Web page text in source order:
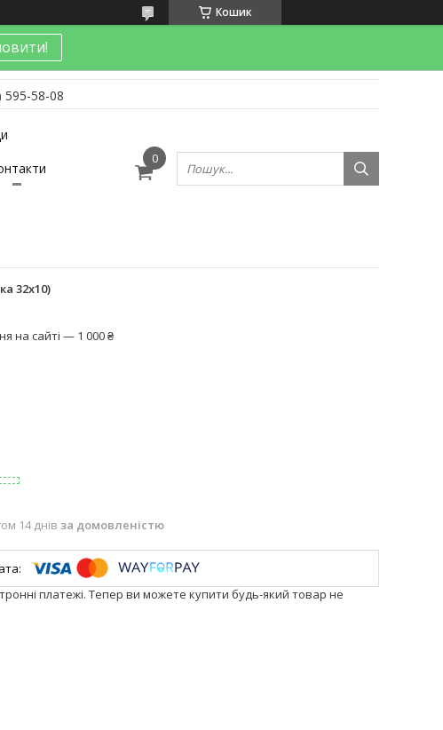
Кошик
595-58-08
32х10)
на сайті — 1 000 ₴
14 днів за домовленістю
платежі. Тепер ви можете купити будь-який товар не